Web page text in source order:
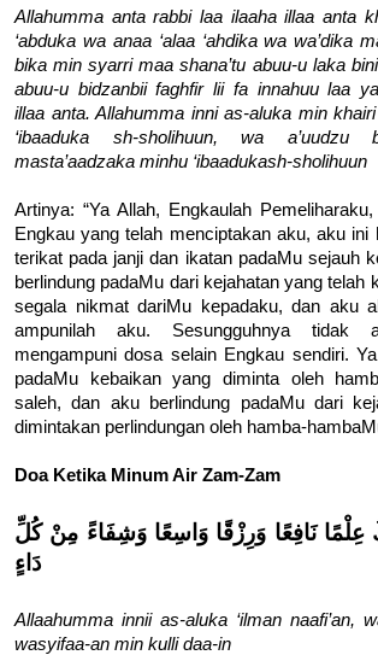
Allahumma anta rabbi laa ilaaha illaa anta
‘abduka wa anaa ‘alaa ‘ahdika wa wa’dika
bika min syarri maa shana’tu abuu-u laka
abuu-u bidzanbii faghfir lii fa innahuu laa
illaa anta. Allahumma inni as-aluka min
‘ibaaduka sh-sholihuun, wa
masta’aadzaka minhu ‘ibaadukash-sholihuun
Artinya: “Ya Allah, Engkaulah
Engkau yang telah menciptakan aku, aku ini
terikat pada janji dan ikatan padaMu sejauh
berlindung padaMu dari kejahatan yang telah
segala nikmat dariMu kepadaku, dan aku
ampunilah aku. Sesungguhnya tidak
mengampuni dosa selain Engkau sendiri.
padaMu kebaikan yang diminta oleh
saleh, dan aku berlindung padaMu dari
dimintakan perlindungan oleh hamba-
Doa Ketika Minum Air Zam-Zam
عِلْمًا نَافِعًا وَرِزْقًا وَاسِعًا وَشِفَاءً مِنْ كُلِّ
دَاءٍ
Allaahumma innii as-aluka ‘ilman naafi’an,
wasyifaa-an min kulli daa-in